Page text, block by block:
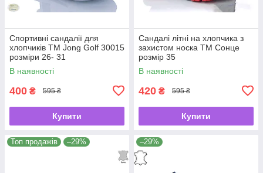
Спортивні сандалії для
хлопчиків ТМ Jong Golf 30015
розміри 26- 31
В наявності
400 ₴ 595 ₴
Купити
Сандалі літні на хлопчика з
захистом носка ТМ Cонце
розмір 35
В наявності
420 ₴ 595 ₴
Купити
Топ продажів –29% –29%